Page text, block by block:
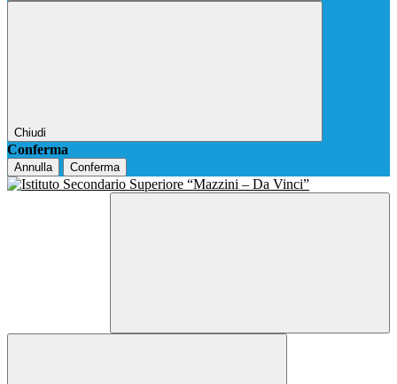
Chiudi
Conferma
Annulla Conferma